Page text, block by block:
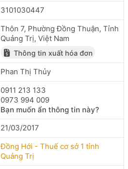
3101030447
Thôn 7, Phường Đồng Thuận, Tỉnh
Quảng Trị, Việt Nam
Thông tin xuất hóa đơn
Phan Thị Thủy
0911 213 133
0973 994 009
Bạn muốn ẩn thông tin này?
21/03/2017
Đồng Hới - Thuế cơ sở 1 tỉnh
Quảng Trị